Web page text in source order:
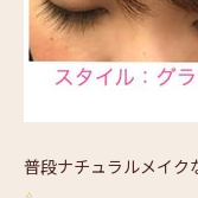
普段ナチュラルメイク